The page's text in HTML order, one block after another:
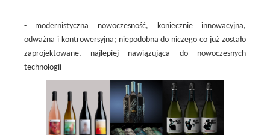
- modernistyczna nowoczesność, koniecznie innowacyjna,
odważna i kontrowersyjna; niepodobna do niczego co już zostało
zaprojektowane, najlepiej nawiązująca do nowoczesnych
technologii